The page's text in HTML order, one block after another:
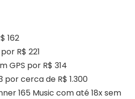
162
R$ 221
GPS por R$ 314
por cerca de R$ 1.300
165 Music com até 18x sem